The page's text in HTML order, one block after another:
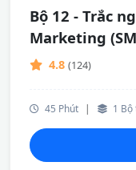
Bộ 12 - Trắc
Marketing
4.8 (124)
45 Phút | 1